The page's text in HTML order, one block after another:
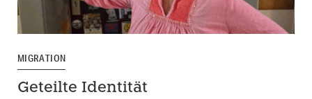
MIGRATION
Geteilte Identität